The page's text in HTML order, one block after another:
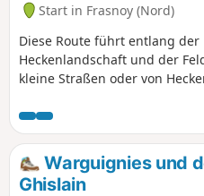
Start in Frasnoy (Nord)
Diese Route führt entlang der
Heckenlandschaft und der
kleine Straßen oder von
06.07.2021: Achtung! Mögliche
diesem Weg, der von
durchzogen ist, siehe
unten.Warguignies und
Ghislain